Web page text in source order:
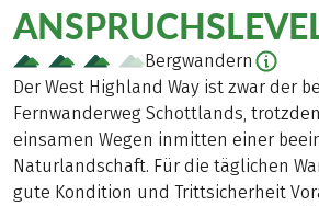
Bergwandern
Der West Highland Way ist zwar der
Fernwanderweg Schottlands,
einsamen Wegen inmitten einer
Naturlandschaft. Für die täglichen
gute Kondition und Trittsicherheit